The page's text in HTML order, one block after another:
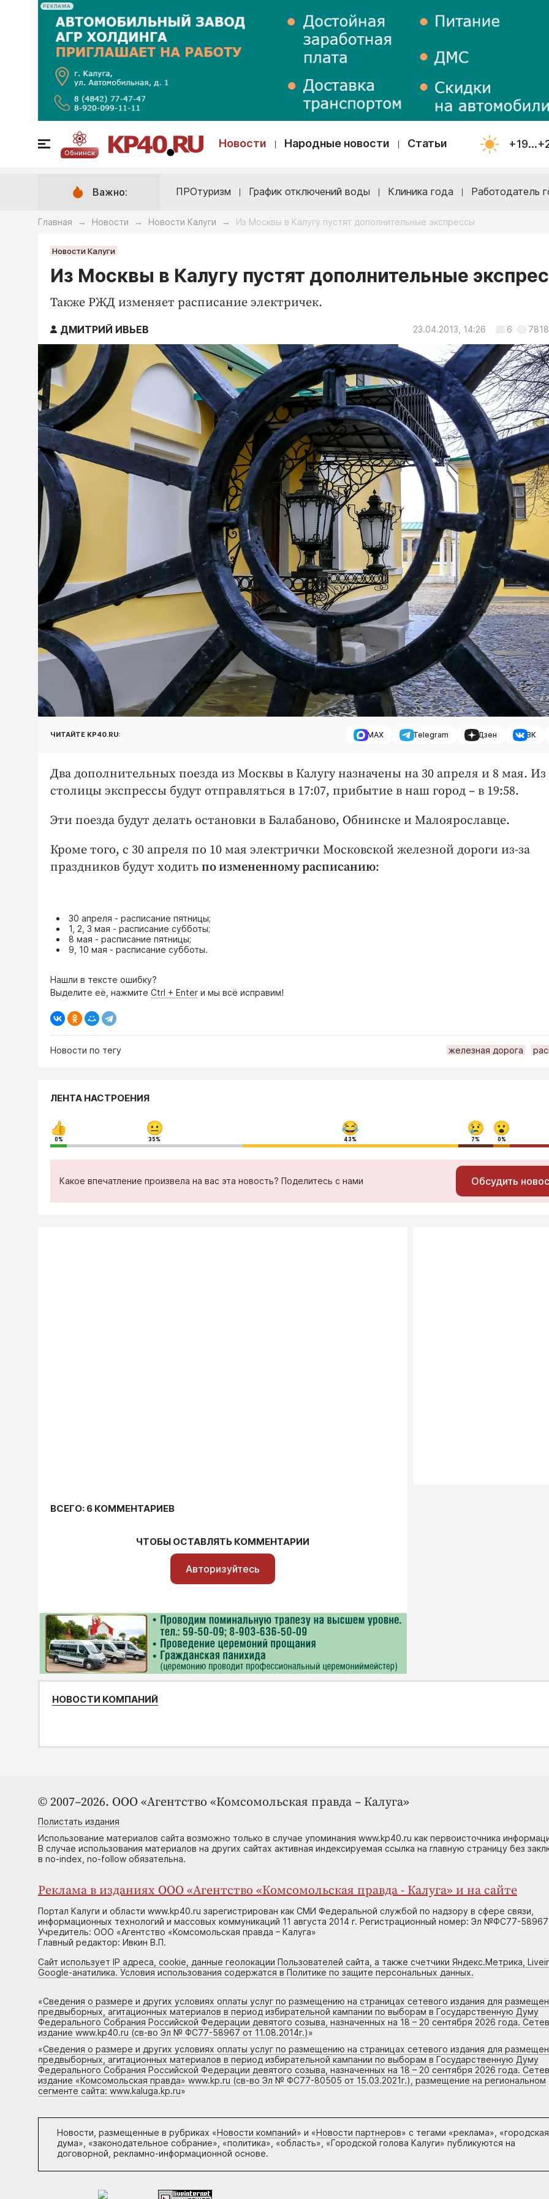
РЕКЛАМА
Обнинск
Новости Народные новости Статьи
Важно: ПРОтуризм График отключений воды Клиника года Работодатель
Главная → Новости → Новости Калуги → Из Москвы в Калугу пустят дополнительные экспрессы
Новости Калуги
Из Москвы в Калугу пустят дополнительные
Также РЖД изменяет расписание электричек.
ДМИТРИЙ ИВЬЕВ 23.04.2013, 14:26 6 7818
ЧИТАЙТЕ KP40.RU: MAX Telegram Дзен ВК
Два дополнительных поезда из Москвы в Калугу назначены на 30 апреля и 8 мая. Из
столицы экспрессы будут отправляться в 17:07, прибытие в наш город – в 19:58.
Эти поезда будут делать остановки в Балабаново, Обнинске и Малоярославце.
Кроме того, с 30 апреля по 10 мая электрички Московской железной дороги из-за
праздников будут ходить по измененному расписанию:
30 апреля - расписание пятницы;
1, 2, 3 мая - расписание субботы;
8 мая - расписание пятницы;
9, 10 мая - расписание субботы.
Нашли в тексте ошибку?
Выделите её, нажмите Ctrl + Enter и мы всё исправим!
Новости по тегу железная дорога
ЛЕНТА НАСТРОЕНИЯ
0% 35% 43% 7% 0%
Какое впечатление произвела на вас эта новость? Поделитесь с нами Обсудить
ВСЕГО: 6 КОММЕНТАРИЕВ
ЧТОБЫ ОСТАВЛЯТЬ КОММЕНТАРИИ
Авторизуйтесь
НОВОСТИ КОМПАНИЙ
© 2007–2026. ООО «Агентство «Комсомольская правда – Калуга»
Полистать издания
Использование материалов сайта возможно только в случае упоминания www.kp40.ru как первоисточника
В случае использования материалов на других сайтах активная индексируемая ссылка на главную страницу без
в no-index, no-follow обязательна.
Реклама в изданиях ООО «Агентство «Комсомольская правда - Калуга» и на сайте
Портал Калуги и области www.kp40.ru зарегистрирован как СМИ Федеральной службой по надзору в сфере связи,
информационных технологий и массовых коммуникаций 11 августа 2014 г. Регистрационный номер: Эл №ФС77-58967
Учредитель: ООО «Агентство «Комсомольская правда – Калуга»
Главный редактор: Ивкин В.П.
Сайт использует IP адреса, cookie, данные геолокации Пользователей сайта, а также счетчики Яндекс.Метрика,
Google-анатилика. Условия использования содержатся в Политике по защите персональных данных.
«Сведения о размере и других условиях оплаты услуг по размещению на страницах сетевого издания для
предвыборных, агитационных материалов в период избирательной кампании по выборам в Государственную Думу
Федерального Собрания Российской Федерации девятого созыва, назначенных на 18 – 20 сентября 2026 года.
издание www.kp40.ru (св-во Эл № ФС77-58967 от 11.08.2014г.)»
«Сведения о размере и других условиях оплаты услуг по размещению на страницах сетевого издания для
предвыборных, агитационных материалов в период избирательной кампании по выборам в Государственную Думу
Федерального Собрания Российской Федерации девятого созыва, назначенных на 18 – 20 сентября 2026 года.
издание «Комсомольская правда» www.kp.ru (св-во Эл № ФС77-80505 от 15.03.2021г.), размещение на региональном
сегменте сайта: www.kaluga.kp.ru»
Новости, размещенные в рубриках «Новости компаний» и «Новости партнеров» с тегами «реклама», «городская
дума», «законодательное собрание», «политика», «область», «Городской голова Калуги» публикуются на
договорной, рекламно-информационной основе.